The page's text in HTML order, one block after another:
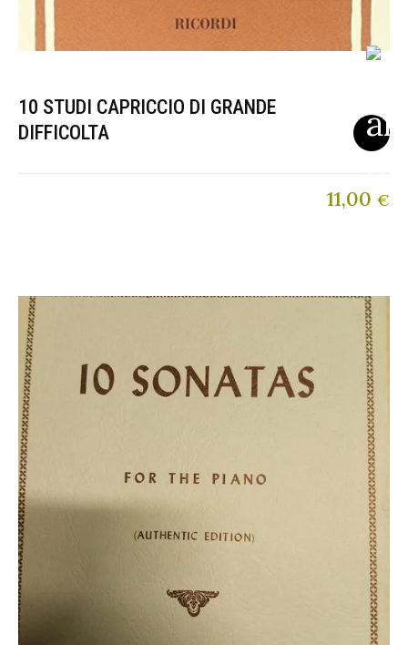
10 STUDI CAPRICCIO DI GRANDE
DIFFICOLTA
11,00 €